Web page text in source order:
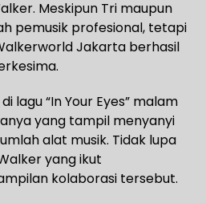
Meskipun Tri maupun
pemusik profesional, tetapi
Jakarta berhasil
lagu “In Your Eyes” malam
yang tampil menyanyi
alat musik. Tidak lupa
yang ikut
kolaborasi tersebut.